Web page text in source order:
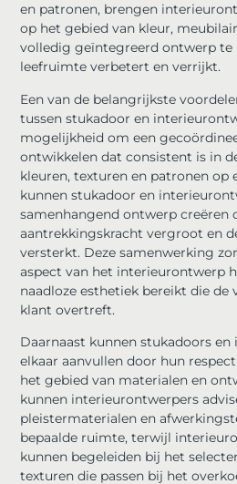
en patronen, brengen
op het gebied van kleur,
​​volledig geïntegreerd ontwerp te
leefruimte verbetert en verrijkt.
Een van de belangrijkste
tussen stukadoor en
mogelijkheid om een
ontwikkelen dat consistent is in
kleuren, texturen en patronen op
kunnen stukadoor en
samenhangend ontwerp creëren
aantrekkingskracht vergroot en
versterkt. Deze samenwerking
aspect van het interieurontwerp
naadloze esthetiek bereikt die de
klant overtreft.
Daarnaast kunnen stukadoors
elkaar aanvullen door hun
het gebied van materialen en
kunnen interieurontwerpers
pleistermaterialen en
bepaalde ruimte, terwijl
kunnen begeleiden bij het
texturen die passen bij het